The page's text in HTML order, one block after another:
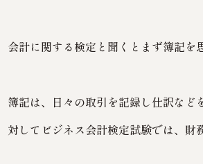
会計に関する検定と聞くとまず簿記を
簿記は、日々の取引を記録し仕訳など
対してビジネス会計検定試験では、財